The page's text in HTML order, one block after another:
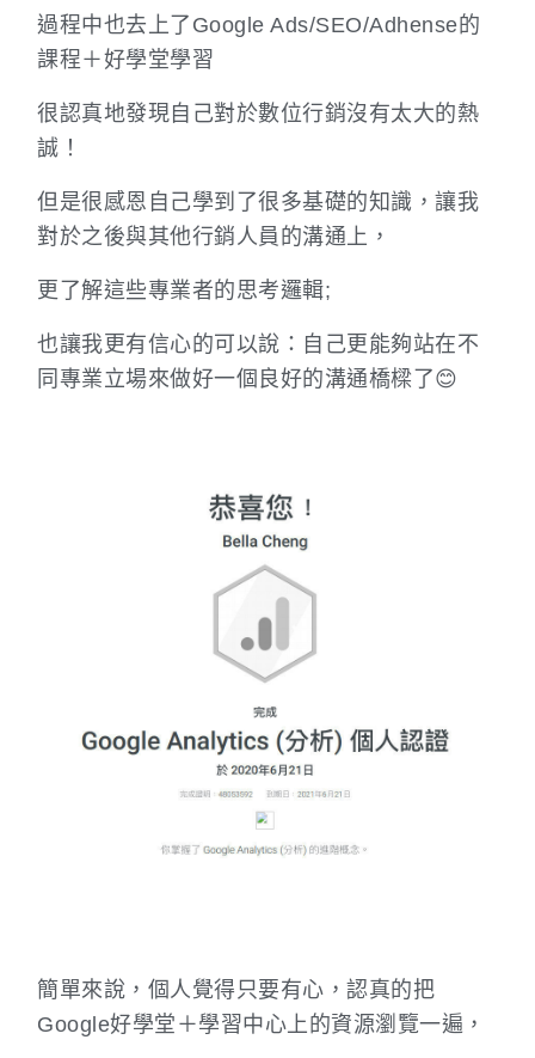
過程中也去上了Google Ads/SEO/Adhense的
課程＋好學堂學習
很認真地發現自己對於數位行銷沒有太大的熱
誠！
但是很感恩自己學到了很多基礎的知識，讓我
對於之後與其他行銷人員的溝通上，
更了解這些專業者的思考邏輯;
也讓我更有信心的可以說：自己更能夠站在不
同專業立場來做好一個良好的溝通橋樑了😊
簡單來說，個人覺得只要有心，認真的把
Google好學堂＋學習中心上的資源瀏覽一遍，